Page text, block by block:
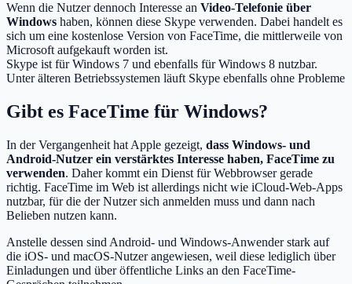
Wenn die Nutzer dennoch Interesse an Video-Telefonie über
Windows haben, können diese Skype verwenden. Dabei handelt es
sich um eine kostenlose Version von FaceTime, die mittlerweile von
Microsoft aufgekauft worden ist.
Skype ist für Windows 7 und ebenfalls für Windows 8 nutzbar.
Unter älteren Betriebssystemen läuft Skype ebenfalls ohne Probleme
Gibt es FaceTime für Windows?
In der Vergangenheit hat Apple gezeigt, dass Windows- und
Android-Nutzer ein verstärktes Interesse haben, FaceTime zu
verwenden. Daher kommt ein Dienst für Webbrowser gerade
richtig. FaceTime im Web ist allerdings nicht wie iCloud-Web-Apps
nutzbar, für die der Nutzer sich anmelden muss und dann nach
Belieben nutzen kann.
Anstelle dessen sind Android- und Windows-Anwender stark auf
die iOS- und macOS-Nutzer angewiesen, weil diese lediglich über
Einladungen und über öffentliche Links an den FaceTime-